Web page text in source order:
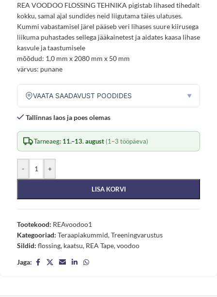
REA VOODOO FLOSSING TEHNIKA pigistab lihased tihedalt
kokku, samal ajal sundides neid liigutama täies ulatuses.
Kummi vabastamisel järel pääseb veri lihases suure kiirusega
liikuma puhastades sellega jääkainetest ja aidates kaasa lihase
kasvule ja taastumisele
mõõdud: 1,0 mm x 2080 mm x 50 mm
värvus: punane
VAATA SAADAVUST POODIDES ▼
Tallinnas laos ja poes olemas
Tarneaeg: 11.–13. august (1–3 tööpäeva)
- +
LISA KORVI
Tootekood: REAvoodoo1
Kategooriad: Teraapiakummid,Treeningvarustus
Sildid: flossing, kaatsu, REA Tape,voodoo
Jaga: